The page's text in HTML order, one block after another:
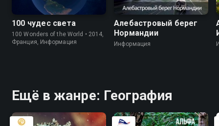
100 чудес света
100 Wonders of the World • 2014,
Франция, Информация
Алебастровый берег
Нормандии
Информация
Ещё в жанре: География